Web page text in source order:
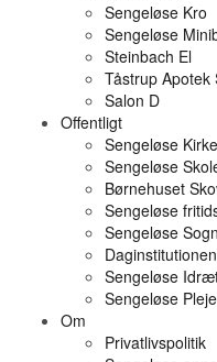
Sengeløse Kro
Sengeløse
Steinbach El
Tåstrup Apotek
Salon D
Offentligt
Sengeløse Kirke
Sengeløse
Børnehuset
Sengeløse
Sengeløse Sogn
Sengeløse
Sengeløse
Om
Privatlivspolitik